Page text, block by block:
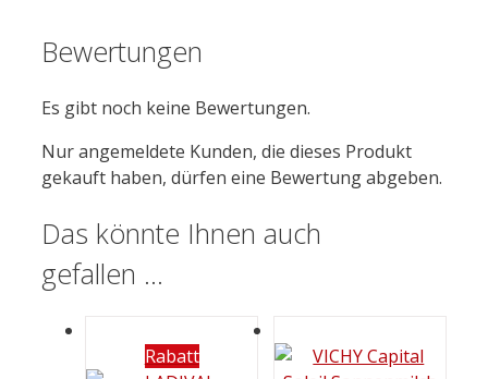
Bewertungen
Es gibt noch keine Bewertungen.
Nur angemeldete Kunden, die dieses Produkt
gekauft haben, dürfen eine Bewertung abgeben.
Das könnte Ihnen auch
gefallen …
Rabatt